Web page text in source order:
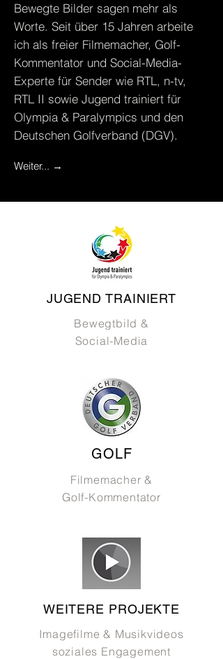
Bewegte Bilder sagen mehr als
Worte. Seit über 15 Jahren arbeite
ich als freier Filmemacher, Golf-
Kommentator und Social-Media-
Experte für Sender wie RTL, n-tv,
RTL II sowie Jugend trainiert für
Olympia & Paralympics und den
Deutschen Golfverband (DGV).
Weiter... →
JUGEND TRAINIERT
Bewegtbild &
Social-Media
GOLF
Filmemacher &
Golf-Kommentator
WEITERE PROJEKTE
Imagefilme & Musikvideos
soziales Engagement